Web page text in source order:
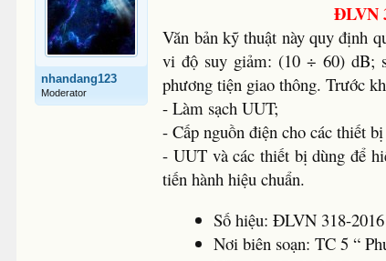
nhandang123
Moderator
ĐLVN
Văn bản kỹ thuật này quy định
vi độ suy giảm: (10 ÷ 60) dB;
phương tiện giao thông. Trước
- Làm sạch UUT;
- Cấp nguồn điện cho các thiết
- UUT và các thiết bị dùng để
tiến hành hiệu chuẩn.
Số hiệu: ĐLVN 318-2016
Nơi biên soạn: TC 5 “